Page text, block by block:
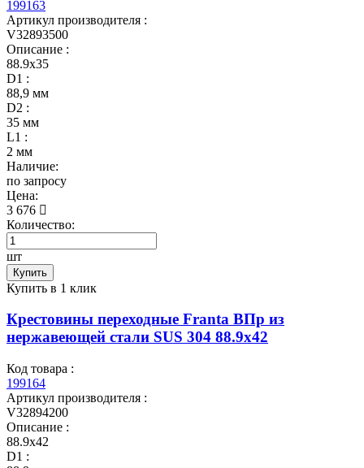
199163
Артикул производителя :
V32893500
Описание :
88.9х35
D1 :
88,9 мм
D2 :
35 мм
L1 :
2 мм
Наличие:
по запросу
Цена:
3 676
Количество:
шт
Купить
Купить в 1 клик
Крестовины переходные Franta ВПр из
нержавеющей стали SUS 304 88.9х42
Код товара :
199164
Артикул производителя :
V32894200
Описание :
88.9х42
D1 :